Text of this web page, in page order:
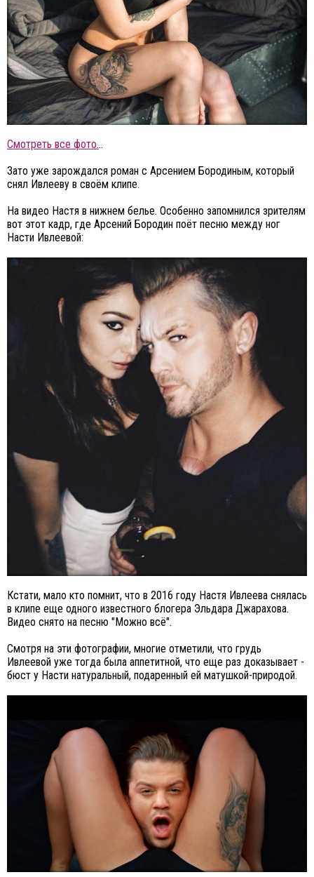
Смотреть все фото...
Зато уже зарождался роман с Арсением Бородиным, который
снял Ивлееву в своём клипе.
На видео Настя в нижнем белье. Особенно запомнился зрителям
вот этот кадр, где Арсений Бородин поёт песню между ног
Насти Ивлеевой:
Кстати, мало кто помнит, что в 2016 году Настя Ивлеева снялась
в клипе еще одного известного блогера Эльдара Джарахова.
Видео снято на песню "Можно всё".
Смотря на эти фотографии, многие отметили, что грудь
Ивлеевой уже тогда была аппетитной, что еще раз доказывает -
бюст у Насти натуральный, подаренный ей матушкой-природой.